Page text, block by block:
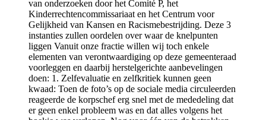
van onderzoeken door het Comité P, het
Kinderrechtencommissariaat en het Centrum voor
Gelijkheid van Kansen en Racismebestrijding. Deze 3
instanties zullen oordelen over waar de knelpunten
liggen Vanuit onze fractie willen wij toch enkele
elementen van verontwaardiging op deze gemeenteraad
voorleggen en daarbij herstelgerichte aanbevelingen
doen: 1. Zelfevaluatie en zelfkritiek kunnen geen
kwaad: Toen de foto’s op de sociale media circuleerden
reageerde de korpschef erg snel met de mededeling dat
er geen enkel probleem was en dat alles volgens het